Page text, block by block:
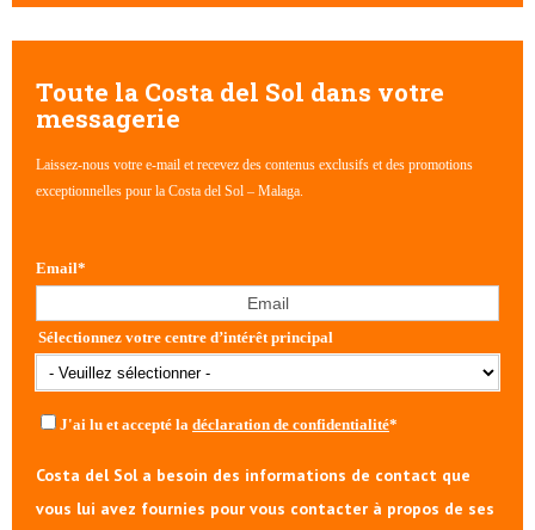
Toute la Costa del Sol dans votre
messagerie
Laissez-nous votre e-mail et recevez des contenus exclusifs et des promotions
exceptionnelles pour la Costa del Sol – Malaga.
Email*
Sélectionnez votre centre d’intérêt principal
J'ai lu et accepté la déclaration de confidentialité*
Costa del Sol a besoin des informations de contact que
vous lui avez fournies pour vous contacter à propos de ses